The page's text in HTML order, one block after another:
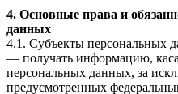
4. Основные права и
данных
4.1. Субъекты персональных
— получать информацию,
персональных данных, за
предусмотренных